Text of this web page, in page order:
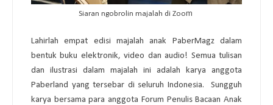
Siaran ngobrolin majalah di Zoom
Lahirlah empat edisi majalah anak PaberMagz dalam
bentuk buku elektronik, video dan audio! Semua tulisan
dan ilustrasi dalam majalah ini adalah karya anggota
Paberland yang tersebar di seluruh Indonesia. Sungguh
karya bersama para anggota Forum Penulis Bacaan Anak